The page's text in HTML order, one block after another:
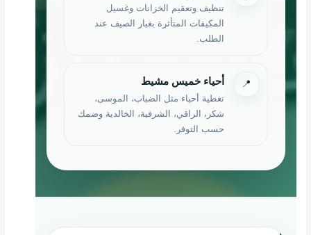
تنظيف وتعقيم الخزانات وغسيل
المكيفات المتأثرة بغبار الصيف عند
الطلب.
📍 أحياء خميس مشيط
تغطية أحياء مثل الضباب، الموسى،
شكر، الراقي، الشرفية، الخالدية وضمك
حسب التوفر.